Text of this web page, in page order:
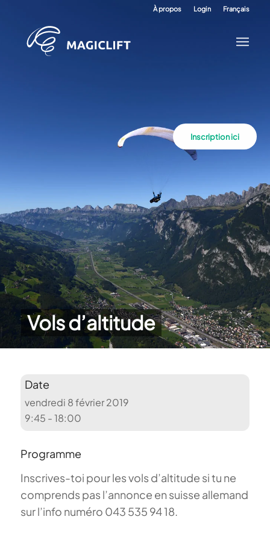
À propos Login Français
Vols d’altitude
Inscription ici
Date
vendredi 8 février 2019
9:45 - 18:00
Programme
Inscrives-toi pour les vols d’altitude si tu ne
comprends pas l’annonce en suisse allemand
sur l’info numéro 043 535 94 18.